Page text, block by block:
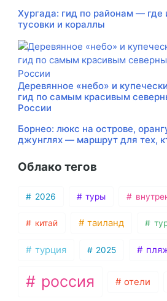
Хургада: гид по районам — где
тусовки и кораллы
Деревянное «небо» и
гид по самым красивым
России
Борнео: люкс на острове,
джунглях — маршрут для тех,
Облако тегов
2026 туры
китай таиланд
турция 2025
россия отели